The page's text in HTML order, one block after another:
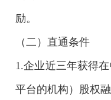
励。
（二）直通条件
1.企业近三年获得
平台的机构）股权